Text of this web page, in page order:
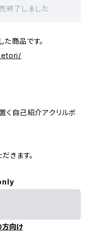
終了しました
商品です。
く自己紹介アクリルボ
きます。
方向け